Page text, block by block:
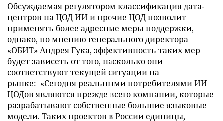
Обсуждаемая регулятором классификация дата-
центров на ЦОД ИИ и прочие ЦОД позволит
применять более адресные меры поддержки,
однако, по мнению генерального директора
«ОБИТ» Андрея Гука, эффективность таких мер
будет зависеть от того, насколько они
соответствуют текущей ситуации на
рынке: «Сегодня реальными потребителями ИИ
ЦОДов являются прежде всего компании, которые
разрабатывают собственные большие языковые
модели. Таких проектов в России единицы,